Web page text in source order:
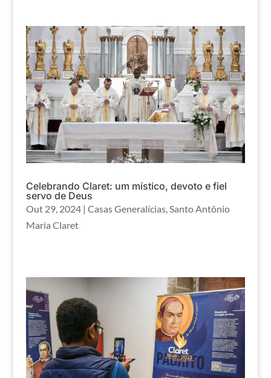
Celebrando Claret: um místico, devoto e fiel
servo de Deus
Out 29, 2024| Casas Generalícias, Santo Antônio
Maria Claret